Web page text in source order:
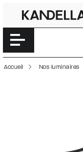
Accéder directement
Accueil Nos luminaires